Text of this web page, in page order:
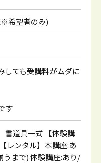
希望者のみ)
しても受講料がムダに
す
書道具一式 【体験講
レンタル】本講座:あ
うまで) 体験講座:あり/